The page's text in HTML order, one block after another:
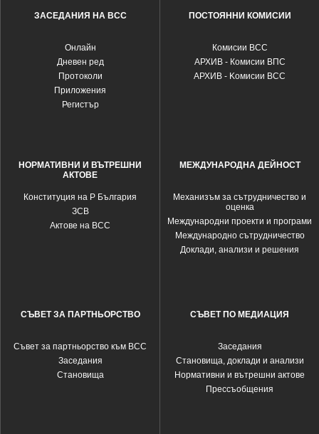
ЗАСЕДАНИЯ НА ВСС
Oнлайн
Дневен ред
Протоколи
Приложения
Регистър
ПОСТОЯННИ КОМИСИИ
Комисии ВСС
АРХИВ - Комисии ВПС
АРХИВ - Kомисии ВСС
НОРМАТИВНИ И ВЪТРЕШНИ
АКТОВЕ
Конституция на Р България
ЗСВ
Актове на ВСС
МЕЖДУНАРОДНА ДЕЙНОСТ
Механизъм за сътрудничество и
оценка
Международни проекти и програми
Международно сътрудничество
Доклади, анализи и решения
СЪВЕТ ЗА ПАРТНЬОРСТВО
Съвет за партньорство към ВСС
Заседания
Становища
СЪВЕТ ПО МЕДИАЦИЯ
Заседания
Становища, доклади и анализи
Нормативни и вътрешни актове
Прессъобщения